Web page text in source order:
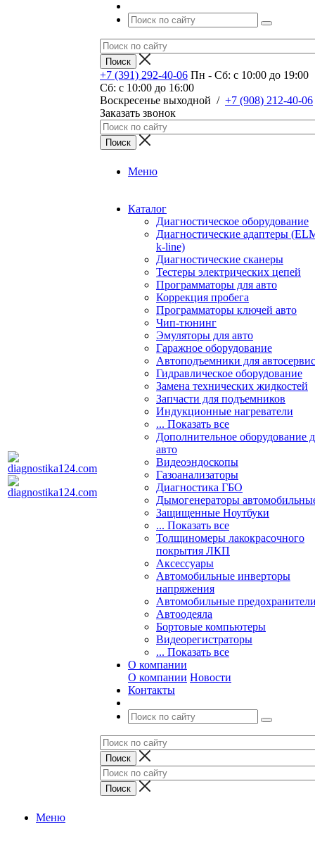
+7 (391) 292-40-06 Пн - Сб: c 10:00 до 19:00
Сб: c 10:00 до 16:00
​Воскресенье выходной / +7 (908) 212-40-06
Заказать звонок
Меню
Каталог
Диагностическое оборудование
Диагностические адаптеры
k-line)
Диагностические сканеры
Тестеры электрических цепей
Программаторы для авто
Коррекция пробега
Программаторы ключей авто
Чип-тюнинг
Эмуляторы для авто
Гаражное оборудование
Автоподъемники для
Гидравлическое оборудование
Замена технических жидкостей
Запчасти для подъемников
Индукционные нагреватели
... Показать все
Дополнительное оборудование
авто
Видеоэндоскопы
Газоанализаторы
Диагностика ГБО
Дымогенераторы
Защищенные Ноутбуки
... Показать все
Толщиномеры лакокрасочного
покрытия ЛКП
Аксессуары
Автомобильные инверторы
напряжения
Автомобильные
Автоодеяла
Бортовые компьютеры
Видеорегистраторы
... Показать все
О компании
О компании Новости
Контакты
Меню